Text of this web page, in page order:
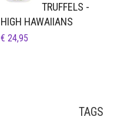
TRUFFELS -
HIGH HAWAIIANS
€ 24,95
TAGS